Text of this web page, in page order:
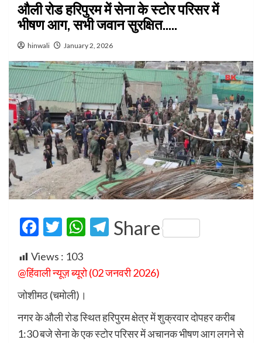
औली रोड हरिपुरम में सेना के स्टोर परिसर में
भीषण आग, सभी जवान सुरक्षित…..
hinwali January 2, 2026
Facebook
Twitter
WhatsApp
Telegram
Share
Views : 103
@हिंवाली न्यूज़ ब्यूरो (02 जनवरी 2026)
जोशीमठ (चमोली)।
नगर के औली रोड स्थित हरिपुरम क्षेत्र में शुक्रवार दोपहर करीब
1:30 बजे सेना के एक स्टोर परिसर में अचानक भीषण आग लगने से